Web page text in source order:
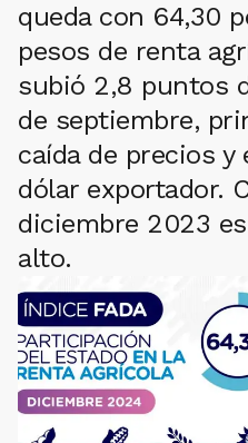
queda con 64,30
pesos de renta
subió 2,8 puntos
de septiembre,
caída de precios
dólar exportador.
diciembre 2023
alto.